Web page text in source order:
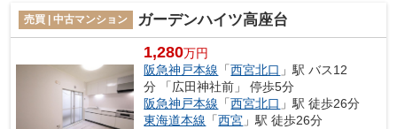
売買 | 中古マンション ガーデンハイツ高座台
1,280万円
阪急神戸本線 「西宮北口 」駅 バス12
分 「広田神社前」 停歩5分
阪急神戸本線 「西宮北口 」駅 徒歩26分
東海道本線 「西宮 」駅 徒歩26分